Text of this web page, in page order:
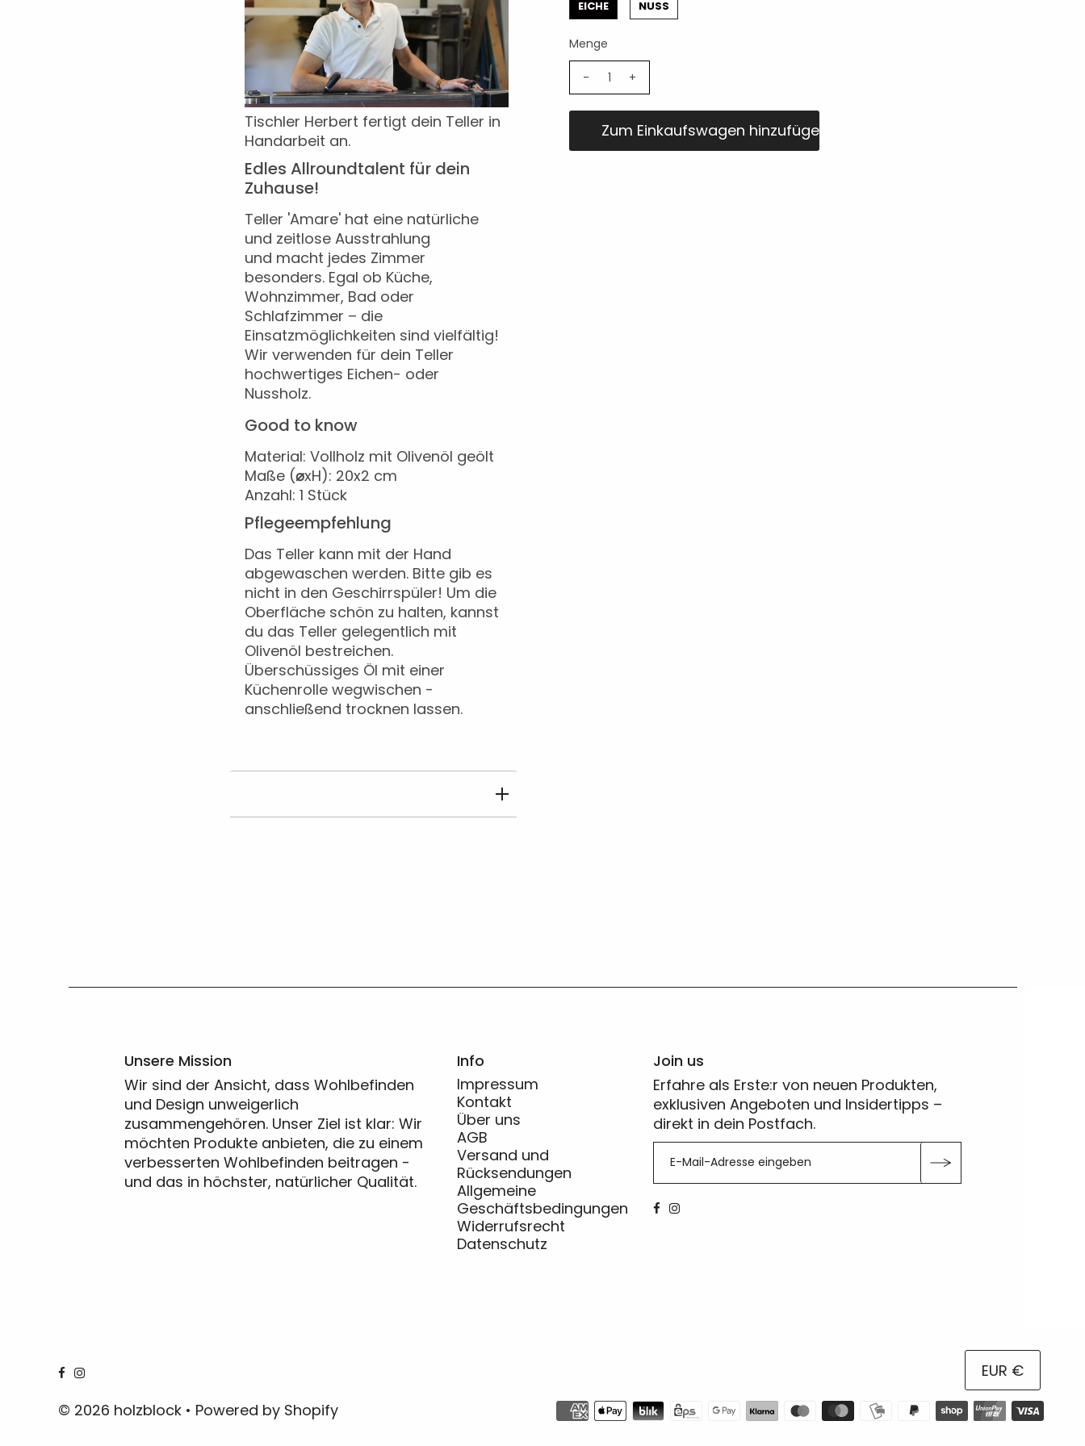
Tischler Herbert fertigt dein Teller in
Handarbeit an.
Edles Allroundtalent für dein
Zuhause!
Teller 'Amare' hat eine natürliche
und zeitlose Ausstrahlung
und macht jedes Zimmer
besonders. Egal ob Küche,
Wohnzimmer, Bad oder
Schlafzimmer – die
Einsatzmöglichkeiten sind vielfältig!
Wir verwenden für dein Teller
hochwertiges Eichen- oder
Nussholz.
Good to know
Material: Vollholz mit Olivenöl geölt
Maße (⌀xH): 20x2 cm
Anzahl: 1 Stück
Pflegeempfehlung
Das Teller kann mit der Hand
abgewaschen werden. Bitte gib es
nicht in den Geschirrspüler! Um die
Oberfläche schön zu halten, kannst
du das Teller gelegentlich mit
Olivenöl bestreichen.
Überschüssiges Öl mit einer
Küchenrolle wegwischen -
anschließend trocknen lassen.
EICHE NUSS
Menge
- +
Unsere Mission
Wir sind der Ansicht, dass Wohlbefinden
und Design unweigerlich
zusammengehören. Unser Ziel ist klar: Wir
möchten Produkte anbieten, die zu einem
verbesserten Wohlbefinden beitragen -
und das in höchster, natürlicher Qualität.
Info
Impressum
Kontakt
Über uns
AGB
Versand und
Rücksendungen
Allgemeine
Geschäftsbedingungen
Widerrufsrecht
Datenschutz
Join us
Erfahre als Erste:r von neuen Produkten,
exklusiven Angeboten und Insidertipps –
direkt in dein Postfach.
© 2026 holzblock • Powered by Shopify
EUR €